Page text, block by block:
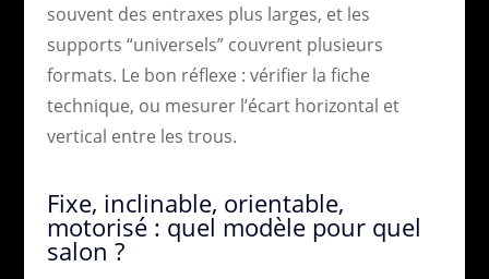
souvent des entraxes plus larges, et les
supports “universels” couvrent plusieurs
formats. Le bon réflexe : vérifier la fiche
technique, ou mesurer l’écart horizontal et
vertical entre les trous.
Fixe, inclinable, orientable,
motorisé : quel modèle pour quel
salon ?